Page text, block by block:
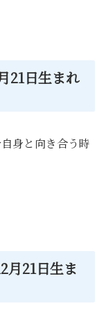
21日生まれ
身と向き合う時
月21日生ま